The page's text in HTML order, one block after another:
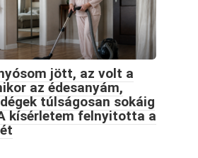
jött, az volt a
az édesanyám,
túlságosan sokáig
kísérletem felnyitotta a